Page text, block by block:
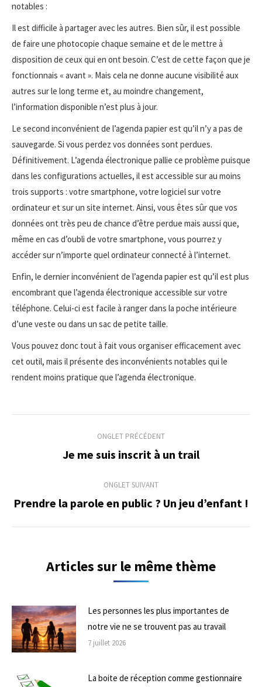
notables :
Il est difficile à partager avec les autres. Bien sûr, il est possible
de faire une photocopie chaque semaine et de le mettre à
disposition de ceux qui en ont besoin. C’est de cette façon que je
fonctionnais « avant ». Mais cela ne donne aucune visibilité aux
autres sur le long terme et, au moindre changement,
l’information disponible n’est plus à jour.
Le second inconvénient de l’agenda papier est qu’il n’y a pas de
sauvegarde. Si vous perdez vos données sont perdues.
Définitivement. L’agenda électronique pallie ce problème puisque
dans les configurations actuelles, il est accessible sur au moins
trois supports : votre smartphone, votre logiciel sur votre
ordinateur et sur un site internet. Ainsi, vous êtes sûr que vos
données ont très peu de chance d’être perdue mais aussi que,
même en cas d’oubli de votre smartphone, vous pourrez y
accéder sur n’importe quel ordinateur connecté à l’internet.
Enfin, le dernier inconvénient de l’agenda papier est qu’il est plus
encombrant que l’agenda électronique accessible sur votre
téléphone. Celui-ci est facile à ranger dans la poche intérieure
d’une veste ou dans un sac de petite taille.
Vous pouvez donc tout à fait vous organiser efficacement avec
cet outil, mais il présente des inconvénients notables qui le
rendent moins pratique que l’agenda électronique.
commentaire
ONGLET PRÉCÉDENT
Onglet
Je me suis inscrit à un trail
ONGLET SUIVANT
Onglet
Prendre la parole en public ? Un jeu d’enfant !
Articles sur le même thème
Les personnes les plus importantes de
notre vie ne se trouvent pas au travail
7 juillet 2026
La boite de réception comme gestionnaire